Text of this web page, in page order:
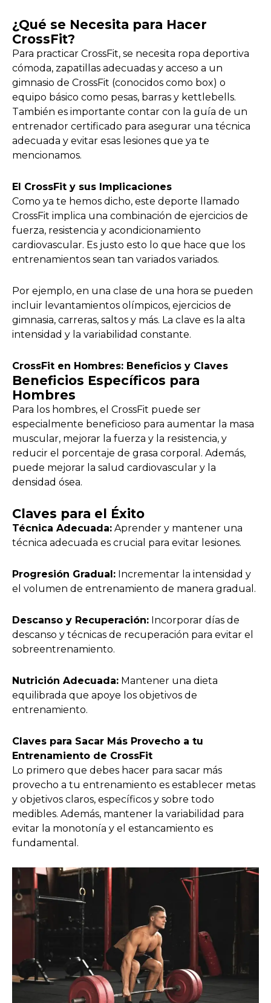
¿Qué se Necesita para Hacer
CrossFit?
Para practicar CrossFit, se necesita ropa deportiva
cómoda, zapatillas adecuadas y acceso a un
gimnasio de CrossFit (conocidos como box) o
equipo básico como pesas, barras y kettlebells.
También es importante contar con la guía de un
entrenador certificado para asegurar una técnica
adecuada y evitar esas lesiones que ya te
mencionamos.
El CrossFit y sus Implicaciones
Como ya te hemos dicho, este deporte llamado
CrossFit implica una combinación de ejercicios de
fuerza, resistencia y acondicionamiento
cardiovascular. Es justo esto lo que hace que los
entrenamientos sean tan variados variados.
Por ejemplo, en una clase de una hora se pueden
incluir levantamientos olímpicos, ejercicios de
gimnasia, carreras, saltos y más. La clave es la alta
intensidad y la variabilidad constante.
CrossFit en Hombres: Beneficios y Claves
Beneficios Específicos para
Hombres
Para los hombres, el CrossFit puede ser
especialmente beneficioso para aumentar la masa
muscular, mejorar la fuerza y la resistencia, y
reducir el porcentaje de grasa corporal. Además,
puede mejorar la salud cardiovascular y la
densidad ósea.
Claves para el Éxito
Técnica Adecuada: Aprender y mantener una
técnica adecuada es crucial para evitar lesiones.
Progresión Gradual: Incrementar la intensidad y
el volumen de entrenamiento de manera gradual.
Descanso y Recuperación: Incorporar días de
descanso y técnicas de recuperación para evitar el
sobreentrenamiento.
Nutrición Adecuada: Mantener una dieta
equilibrada que apoye los objetivos de
entrenamiento.
Claves para Sacar Más Provecho a tu
Entrenamiento de CrossFit
Lo primero que debes hacer para sacar más
provecho a tu entrenamiento es establecer metas
y objetivos claros, específicos y sobre todo
medibles. Además, mantener la variabilidad para
evitar la monotonía y el estancamiento es
fundamental.